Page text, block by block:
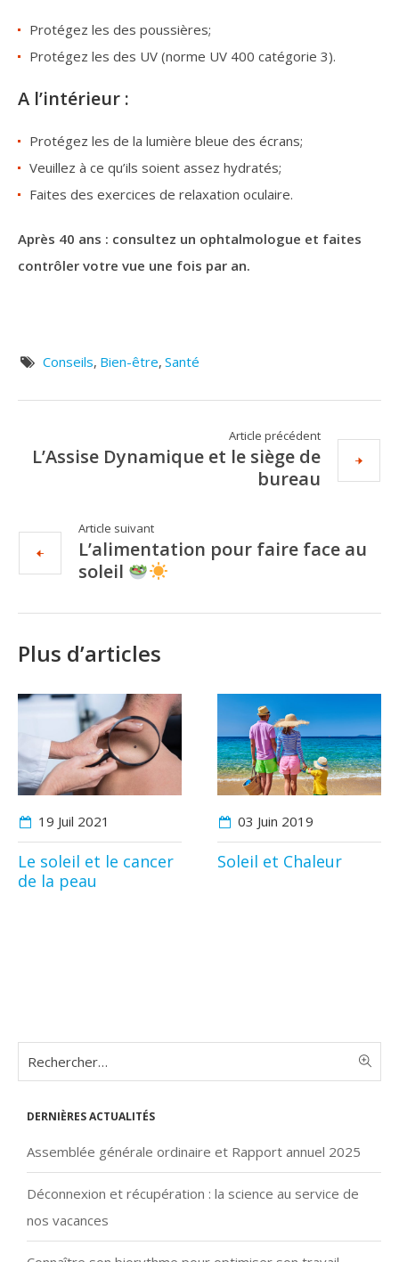
Protégez les des poussières;
Protégez les des UV (norme UV 400 catégorie 3).
A l’intérieur :
Protégez les de la lumière bleue des écrans;
Veuillez à ce qu’ils soient assez hydratés;
Faites des exercices de relaxation oculaire.
Après 40 ans : consultez un ophtalmologue et faites
contrôler votre vue une fois par an.
Conseils, Bien-être, Santé
Article précédent
L’Assise Dynamique et le siège de
bureau
Article suivant
L’alimentation pour faire face au
soleil
Plus d’articles
19 Juil 2021
Le soleil et le cancer
de la peau
03 Juin 2019
Soleil et Chaleur
Dernières actualités
Assemblée générale ordinaire et Rapport annuel 2025
Déconnexion et récupération : la science au service de
nos vacances